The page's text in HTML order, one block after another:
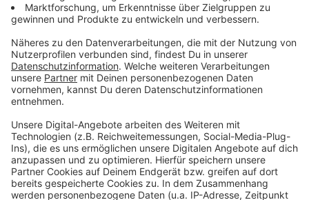
Windscheid ist Psychologe, Podcaster und
Entertainer. Im Fernsehen erklärt er uns in Formaten
wie Terra X die Welt, mit seinemneuen
Bühnenprogramm "Alles perfekt"nimmt er uns die
Sorge, immer perfekt sein zu müssen. Im Januar hat er
uns schon Starthilfe fürs Jahr im Radio gegeben. Nun,
im November, gibt er uns Tipps, wie wir mit den ganz
normalen Dingen des Alltags fertig werden.
Anzeige